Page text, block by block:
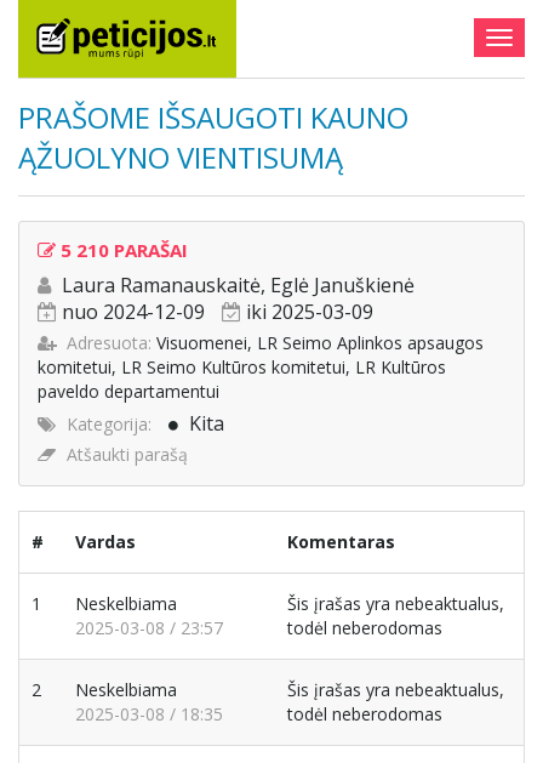
PRAŠOME IŠSAUGOTI KAUNO
ĄŽUOLYNO VIENTISUMĄ
5 210 PARAŠAI
Laura Ramanauskaitė, Eglė Januškienė
nuo 2024-12-09
iki 2025-03-09
Adresuota: Visuomenei, LR Seimo Aplinkos apsaugos
komitetui, LR Seimo Kultūros komitetui, LR Kultūros
paveldo departamentui
Kategorija:
Kita
Atšaukti parašą
# Vardas Komentaras
1
Neskelbiama
2025-03-08 / 23:57
Šis įrašas yra nebeaktualus,
todėl neberodomas
2
Neskelbiama
2025-03-08 / 18:35
Šis įrašas yra nebeaktualus,
todėl neberodomas